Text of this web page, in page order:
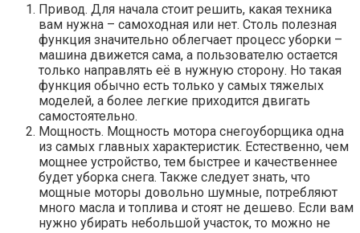
Привод. Для начала стоит решить, какая техника
вам нужна – самоходная или нет. Столь полезная
функция значительно облегчает процесс уборки –
машина движется сама, а пользователю остается
только направлять её в нужную сторону. Но такая
функция обычно есть только у самых тяжелых
моделей, а более легкие приходится двигать
самостоятельно.
Мощность. Мощность мотора снегоуборщика одна
из самых главных характеристик. Естественно, чем
мощнее устройство, тем быстрее и качественнее
будет уборка снега. Также следует знать, что
мощные моторы довольно шумные, потребляют
много масла и топлива и стоят не дешево. Если вам
нужно убирать небольшой участок, то можно не